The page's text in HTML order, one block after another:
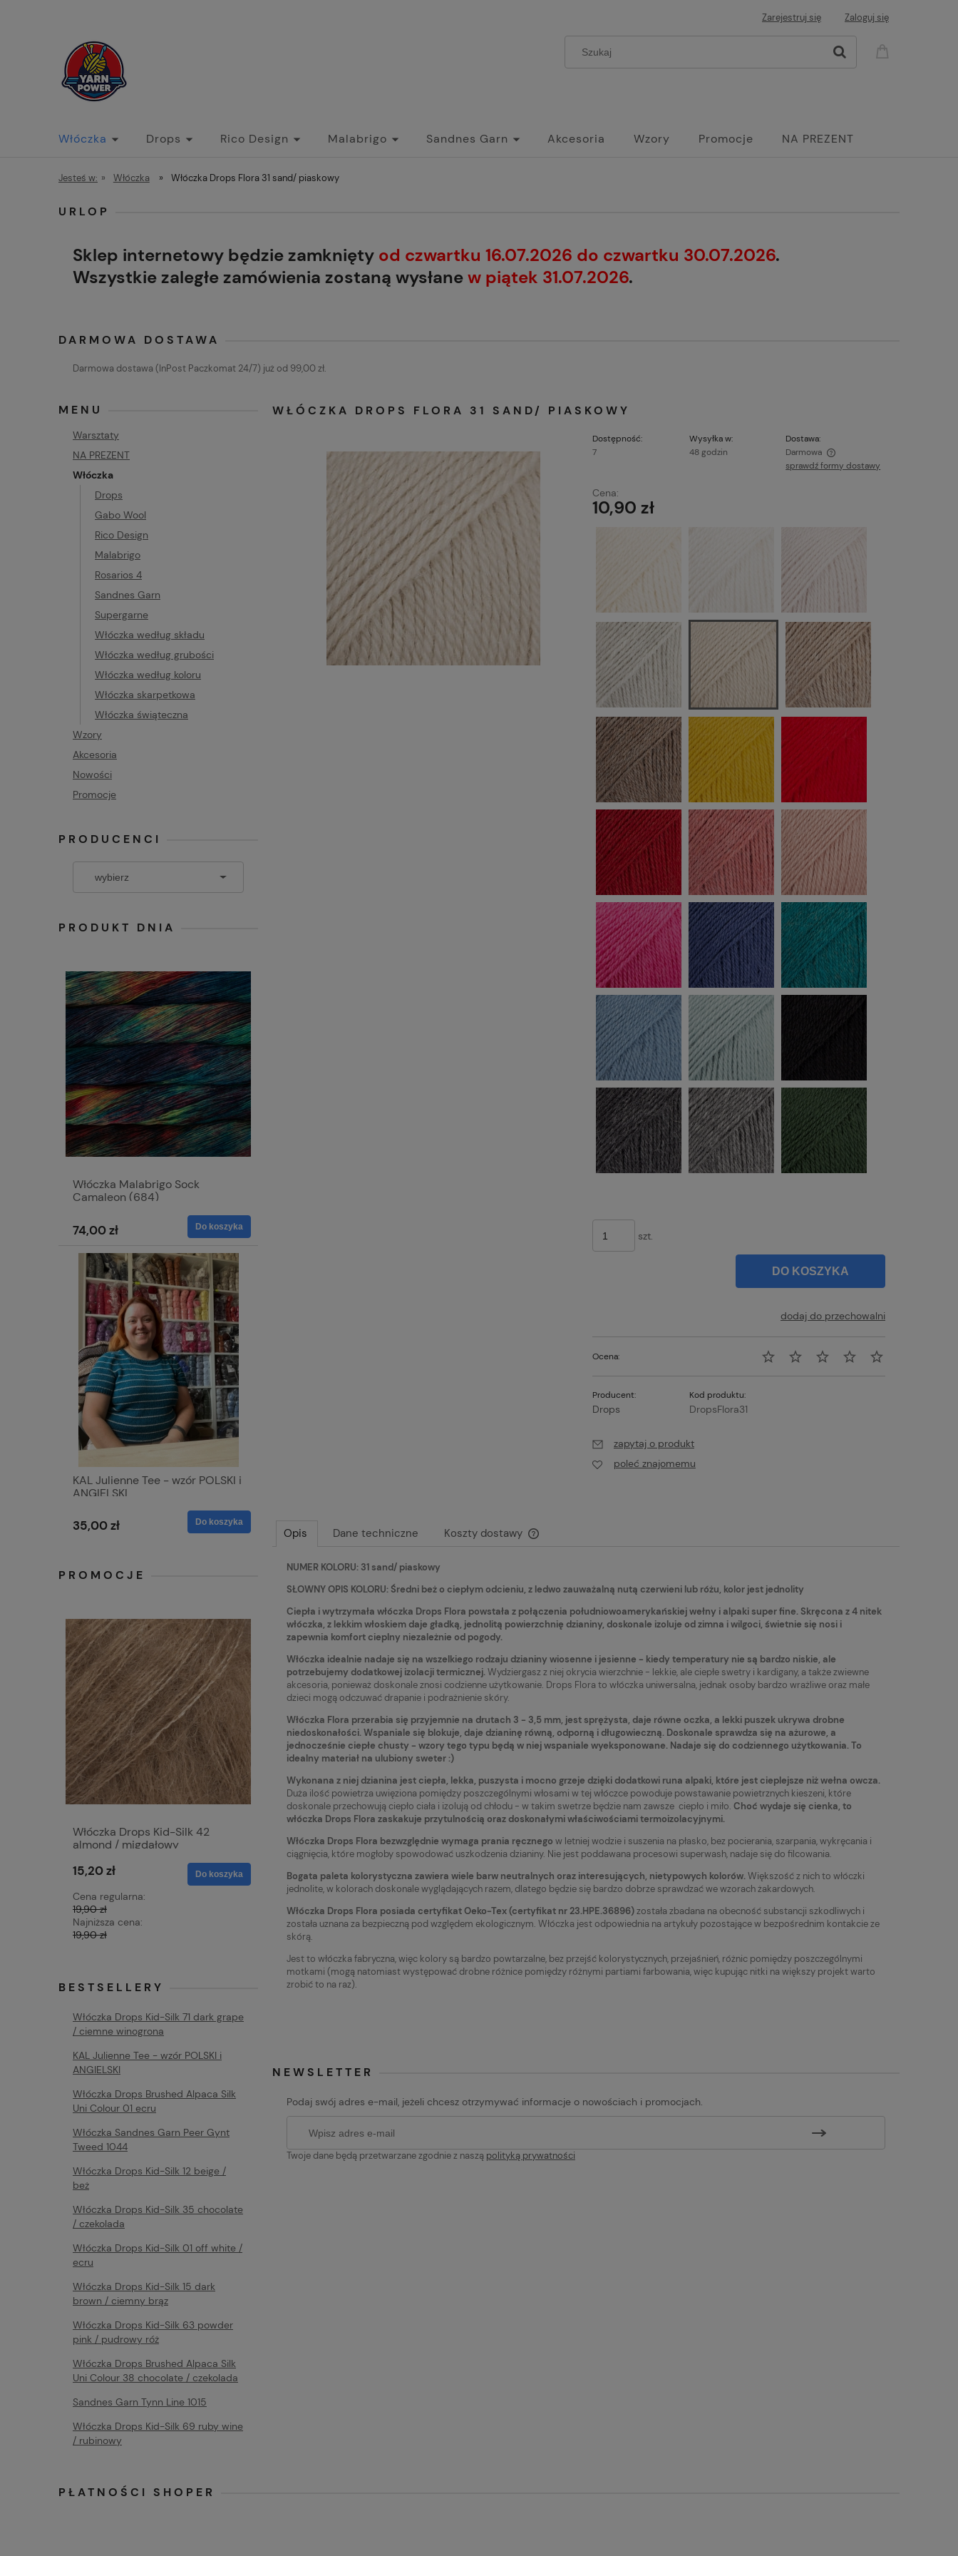
Zarejestruj się Zaloguj się
Włóczka Drops Rico Design Malabrigo Sandnes Garn Akcesoria Wzory Promocje NA PREZENT
Jesteś w: » Włóczka » Włóczka Drops Flora 31 sand/ piaskowy
URLOP
Sklep internetowy będzie zamknięty od czwartku 16.07.2026 do czwartku 30.07.2026.
Wszystkie zaległe zamówienia zostaną wysłanew piątek 31.07.2026.
DARMOWA DOSTAWA
Darmowa dostawa (InPost Paczkomat 24/7) już od 99,00 zł.
MENU
Warsztaty
NA PREZENT
Włóczka
Drops
Gabo Wool
Rico Design
Malabrigo
Rosarios 4
Sandnes Garn
Supergarne
Włóczka według składu
Włóczka według grubości
Włóczka według koloru
Włóczka skarpetkowa
Włóczka świąteczna
Wzory
Akcesoria
Nowości
Promocje
PRODUCENCI
PRODUKT DNIA
Włóczka Malabrigo Sock
Camaleon (684)
74,00 zł Do koszyka
KAL Julienne Tee - wzór POLSKI i
ANGIELSKI
35,00 zł Do koszyka
PROMOCJE
Włóczka Drops Kid-Silk 42
almond / migdałowy
15,20 zł
Cena regularna:
19,90 zł
Najniższa cena:
19,90 zł
Do koszyka
caramel / karmel
15,20 zł
Cena regularna:
19,90 zł
Najniższa cena:
19,90 zł
Powiadom o
dostępności
lilac / przymglony fiolet
15,20 zł
Cena regularna:
19,90 zł
Najniższa cena:
Do koszyka
grey / ciemny szary
15,20 zł
Cena regularna:
19,90 zł
Najniższa cena:
Powiadom o
dostępności
Najniższa cena:
BESTSELLERY
Włóczka Drops Kid-Silk 71 dark grape
/ ciemne winogrona
KAL Julienne Tee - wzór POLSKI i
ANGIELSKI
Włóczka Drops Brushed Alpaca Silk
Uni Colour 01 ecru
Włóczka Sandnes Garn Peer Gynt
Tweed 1044
Włóczka Drops Kid-Silk 12 beige /
beż
Włóczka Drops Kid-Silk 35 chocolate
/ czekolada
Włóczka Drops Kid-Silk 01 off white /
ecru
Włóczka Drops Kid-Silk 15 dark
brown / ciemny brąz
Włóczka Drops Kid-Silk 63 powder
pink / pudrowy róż
Włóczka Drops Brushed Alpaca Silk
Uni Colour 38 chocolate / czekolada
Sandnes Garn Tynn Line 1015
Włóczka Drops Kid-Silk 69 ruby wine
/ rubinowy
WŁÓCZKA DROPS FLORA 31 SAND/ PIASKOWY
Dostępność:
7
Wysyłka w:
48 godzin
Dostawa:
Darmowa
sprawdź formy dostawy
Cena:
10,90 zł
szt.
DO KOSZYKA
dodaj do przechowalni
Ocena:
Producent:
Drops
Kod produktu:
DropsFlora31
zapytaj o produkt
poleć znajomemu
Opis Dane techniczne Koszty dostawy
płatności
NUMER KOLORU: 31 sand/ piaskowy
SŁOWNY OPIS KOLORU: Średni beż o ciepłym odcieniu, z ledwo zauważalną nutą czerwieni lub różu, kolor jest jednolity
Ciepła i wytrzymała włóczka Drops Flora powstała z połączenia południowoamerykańskiej wełny i alpaki super fine. Skręcona z 4 nitek
włóczka, z lekkim włoskiem daje gładką, jednolitą powierzchnię dzianiny, doskonale izoluje od zimna i wilgoci, świetnie się nosi i
zapewnia komfort cieplny niezależnie od pogody.
Włóczka idealnie nadaje się na wszelkiego rodzaju dzianiny wiosenne i jesienne - kiedy temperatury nie są bardzo niskie, ale
potrzebujemy dodatkowej izolacji termicznej.Wydziergasz z niej okrycia wierzchnie - lekkie, ale ciepłe swetry i kardigany, a także zwiewne
akcesoria, ponieważ doskonale znosi codzienne użytkowanie. Drops Flora to włóczka uniwersalna, jednak osoby bardzo wrażliwe oraz małe
dzieci mogą odczuwać drapanie i podrażnienie skóry.
Włóczka Flora przerabia się przyjemnie na drutach 3 - 3,5 mm, jest sprężysta, daje równe oczka, a lekki puszek ukrywa drobne
niedoskonałości. Wspaniale się blokuje, daje dzianinę równą, odporną i długowieczną. Doskonale sprawdza się na ażurowe, a
jednocześnie ciepłe chusty - wzory tego typu będą w niej wspaniale wyeksponowane. Nadaje się do codziennego użytkowania. To
idealny materiał na ulubiony sweter :)
Wykonana z niej dzianina jest ciepła, lekka, puszysta i mocno grzeje dzięki dodatkowi runa alpaki, które jest cieplejsze niż wełna owcza.
Duża ilość powietrza uwięziona pomiędzy poszczególnymi włosami w tej włóczce powoduje powstawanie powietrznych kieszeni, które
doskonale przechowują ciepło ciała i izolują od chłodu - w takim swetrze będzie nam zawsze ciepło i miło. Choć wydaje się cienka, to
włóczka Drops Flora zaskakuje przytulnością oraz doskonałymi właściwościami termoizolacyjnymi.
Włóczka Drops Flora bezwzględnie wymaga prania ręcznego w letniej wodzie i suszenia na płasko, bez pocierania, szarpania, wykręcania i
ciągnięcia, które mogłoby spowodować uszkodzenia dzianiny. Nie jest poddawana procesowi superwash, nadaje się do filcowania.
Bogata paleta kolorystyczna zawiera wiele barw neutralnych oraz interesujących, nietypowych kolorów.Większość z nich to włóczki
jednolite, w kolorach doskonale wyglądających razem, dlatego będzie się bardzo dobrze sprawdzać we wzorach żakardowych.
Włóczka Drops Flora posiada certyfikat Oeko-Tex (certyfikat nr 23.HPE.36896)została zbadana na obecność substancji szkodliwych i
została uznana za bezpieczną pod względem ekologicznym. Włóczka jest odpowiednia na artykuły pozostające w bezpośrednim kontakcie ze
skórą.
Jest to włóczka fabryczna, więc kolory są bardzo powtarzalne, bez przejść kolorystycznych, przejaśnień, różnic pomiędzy poszczególnymi
motkami (mogą natomiast występować drobne różnice pomiędzy różnymi partiami farbowania, więc kupując nitki na większy projekt warto
zrobić to na raz).
NEWSLETTER
Podaj swój adres e-mail, jeżeli chcesz otrzymywać informacje o nowościach i promocjach.
Twoje dane będą przetwarzane zgodnie z naszą polityką prywatności
PŁATNOŚCI SHOPER